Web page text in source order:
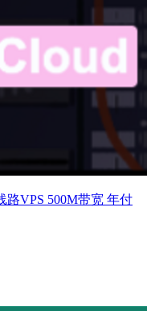
路VPS 500M带宽 年付